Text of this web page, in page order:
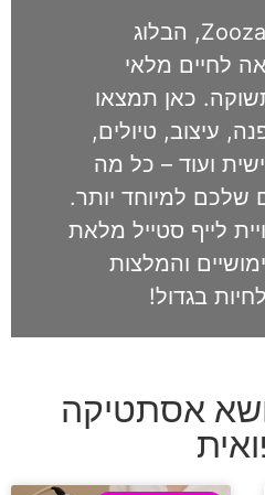
ברוכים הבאים ל-Zooza, הבלוג
לחיים מלאי
כאן תמצאו
עיצוב, טיולים,
ועוד – כל מה
שלכם למיוחד יותר.
לייף סטייל מלאת
והמלצות
בגדול!
אסתטיקה